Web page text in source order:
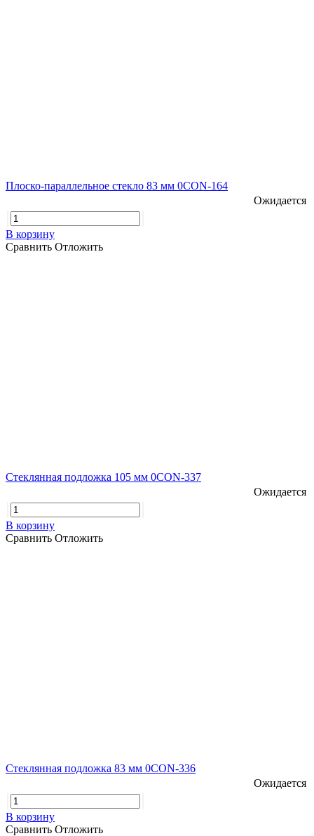
Плоско-параллельное стекло 83 мм 0CON-164
Ожидается
В корзину
Сравнить Отложить
Стеклянная подложка 105 мм 0CON-337
Ожидается
В корзину
Сравнить Отложить
Стеклянная подложка 83 мм 0CON-336
Ожидается
В корзину
Сравнить Отложить